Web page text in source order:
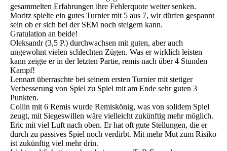
gesammelten Erfahrungen ihre Fehlerquote weiter senken.
Moritz spielte ein gutes Turnier mit 5 aus 7, wir dürfen gespannt
sein ob er sich bei der SEM noch steigern kann.
Gratulation an beide!
Oleksandr (3,5 P.) durchwachsen mit guten, aber auch
ungewohnt vielen schlechten Zügen. Was er wirklich leisten
kann zeigte er in der letzten Partie, remis nach über 4 Stunden
Kampf!
Lennart überraschte bei seinem ersten Turnier mit stetiger
Verbesserung von Spiel zu Spiel mit am Ende sehr guten 3
Punkten.
Collin mit 6 Remis wurde Remiskönig, was von solidem Spiel
zeugt, mit Siegeswillen wäre vielleicht zukünftig mehr möglich.
Eric mit viel Luft nach oben. Er hat oft gute Stellungen, die er
durch zu passives Spiel noch verdirbt. Mit mehr Mut zum Risiko
ist zukünftig viel mehr drin.